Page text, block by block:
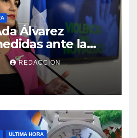
Álvarez
ante la
el noviazgo
REDACCION
ULTIMA HORA